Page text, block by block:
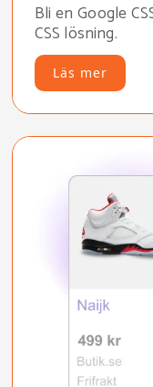
Bli en Google
CSS lösning.
Läs mer